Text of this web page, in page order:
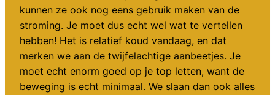
kunnen ze ook nog eens gebruik maken van de
stroming. Je moet dus echt wel wat te vertellen
hebben! Het is relatief koud vandaag, en dat
merken we aan de twijfelachtige aanbeetjes. Je
moet echt enorm goed op je top letten, want de
beweging is echt minimaal. We slaan dan ook alles